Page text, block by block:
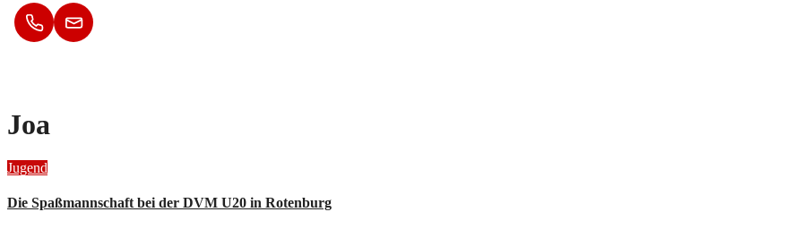
Joa
Jugend
Die Spaßmannschaft bei der DVM U20 in Rotenburg